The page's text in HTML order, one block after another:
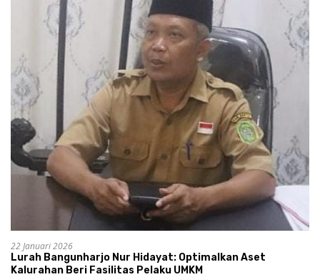
22 Januari 2026
Lurah Bangunharjo Nur Hidayat: Optimalkan Aset
Kalurahan Beri Fasilitas Pelaku UMKM